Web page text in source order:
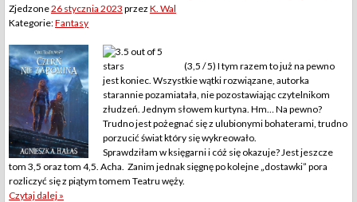
Zjedzone26 stycznia 2023 przez K. Wal
Kategorie:Fantasy
(3,5 / 5) I tym razem to już na pewno
jest koniec. Wszystkie wątki rozwiązane, autorka
starannie pozamiatała, nie pozostawiając czytelnikom
złudzeń. Jednym słowem kurtyna. Hm… Na pewno?
Trudno jest pożegnać się z ulubionymi bohaterami, trudno
porzucić świat który się wykreowało.
Sprawdziłam w księgarni i cóż się okazuje? Jest jeszcze
tom 3,5 oraz tom 4,5. Acha. Zanim jednak sięgnę po kolejne „dostawki” pora
rozliczyć się z piątym tomem Teatru węży.
Czytaj dalej »